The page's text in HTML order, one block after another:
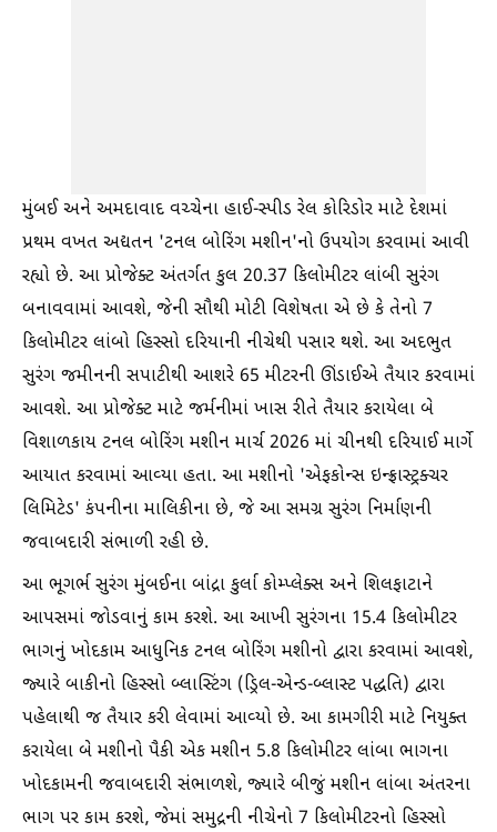
મુંબઈ અને અમદાવાદ વચ્ચેના હાઈ-સ્પીડ રેલ કોરિડોર માટે દેશમાં
પ્રથમ વખત અદ્યતન 'ટનલ બોરિંગ મશીન'નો ઉપયોગ કરવામાં આવી
રહ્યો છે. આ પ્રોજેક્ટ અંતર્ગત કુલ 20.37 કિલોમીટર લાંબી સુરંગ
બનાવવામાં આવશે, જેની સૌથી મોટી વિશેષતા એ છે કે તેનો 7
કિલોમીટર લાંબો હિસ્સો દરિયાની નીચેથી પસાર થશે. આ અદભુત
સુરંગ જમીનની સપાટીથી આશરે 65 મીટરની ઊંડાઈએ તૈયાર કરવામાં
આવશે. આ પ્રોજેક્ટ માટે જર્મનીમાં ખાસ રીતે તૈયાર કરાયેલા બે
વિશાળકાય ટનલ બોરિંગ મશીન માર્ચ 2026 માં ચીનથી દરિયાઈ માર્ગે
આયાત કરવામાં આવ્યા હતા. આ મશીનો 'એફકોન્સ ઇન્ફ્રાસ્ટ્રક્ચર
લિમિટેડ' કંપનીના માલિકીના છે, જે આ સમગ્ર સુરંગ નિર્માણની
જવાબદારી સંભાળી રહી છે.
આ ભૂગર્ભ સુરંગ મુંબઈના બાંદ્રા કુર્લા કોમ્પ્લેક્સ અને શિલફાટાને
આપસમાં જોડવાનું કામ કરશે. આ આખી સુરંગના 15.4 કિલોમીટર
ભાગનું ખોદકામ આધુનિક ટનલ બોરિંગ મશીનો દ્વારા કરવામાં આવશે,
જ્યારે બાકીનો હિસ્સો બ્લાસ્ટિંગ (ડ્રિલ-એન્ડ-બ્લાસ્ટ પદ્ધતિ) દ્વારા
પહેલાથી જ તૈયાર કરી લેવામાં આવ્યો છે. આ કામગીરી માટે નિયુક્ત
કરાયેલા બે મશીનો પૈકી એક મશીન 5.8 કિલોમીટર લાંબા ભાગના
ખોદકામની જવાબદારી સંભાળશે, જ્યારે બીજું મશીન લાંબા અંતરના
ભાગ પર કામ કરશે, જેમાં સમુદ્રની નીચેનો 7 કિલોમીટરનો હિસ્સો